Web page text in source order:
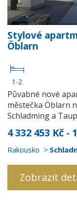
Stylové
Öblarn
1-2
Půvabné nové
městečka Öblarn
Schladming a
4 332 453 Kč -
Rakousko
Zobrazit